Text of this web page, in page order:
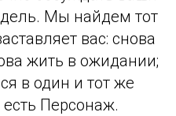
Мы найдем тот
вас: снова
жить в ожидании;
в один и тот же
Персонаж.